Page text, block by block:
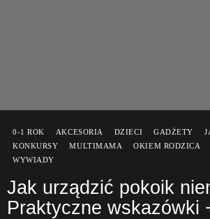
0-1 ROK AKCESORIA DZIECI GADŻETY
KONKURSY
MULTIMAMA OKIEM RODZICA
WYWIADY
Jak urządzić pokoik
Praktyczne wskazówki